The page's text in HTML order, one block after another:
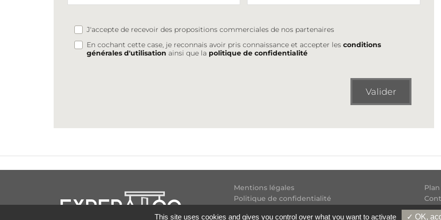
J'accepte de recevoir des propositions commerciales de nos partenaires
En cochant cette case, je reconnais avoir pris connaissance et accepter lesconditions
générales d'utilisation ainsi que la politique de confidentialité
Valider
Mentions légales
Politique de confidentialité
Flux
This site uses cookies and gives you control over what you want to activate ✓ OK,